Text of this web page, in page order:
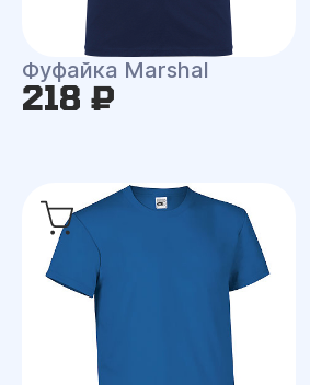
Фуфайка Marshal
218 ₽